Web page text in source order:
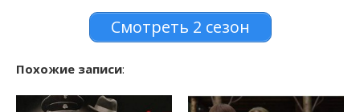
Смотреть 2 сезон
Похожие записи: